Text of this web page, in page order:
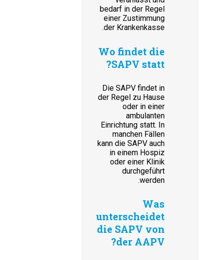
bedarf in der Regel
einer Zustimmung
der Krankenkasse.
Wo findet die
SAPV statt?
Die SAPV findet in
der Regel zu Hause
oder in einer
ambulanten
Einrichtung statt. In
manchen Fällen
kann die SAPV auch
in einem Hospiz
oder einer Klinik
durchgeführt
werden.
Was
unterscheidet
die SAPV von
der AAPV?